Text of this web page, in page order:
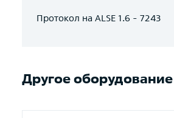
Протокол на ALSE 1.6 - 7243
Другое